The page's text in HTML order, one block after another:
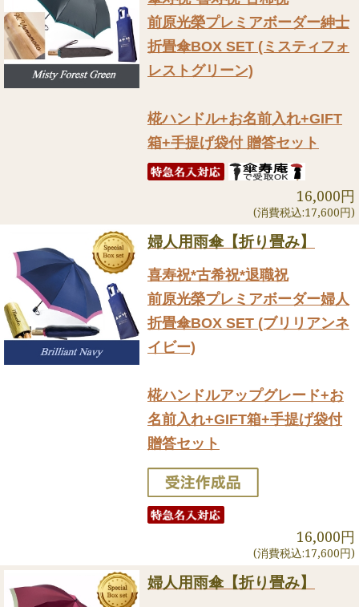
前原光榮プレミアボーダー紳士
折畳傘BOX SET (ミスティフォ
レストグリーン)
椛ハンドル+お名前入れ+GIFT
箱+手提げ袋付 贈答セット
16,000円
(消費税込:17,600円)
婦人用雨傘【折り畳み】
喜寿祝*古希祝*退職祝
前原光榮プレミアボーダー婦人
折畳傘BOX SET (ブリリアンネ
イビー)
椛ハンドルアップグレード+お
名前入れ+GIFT箱+手提げ袋付
贈答セット
16,000円
(消費税込:17,600円)
婦人用雨傘【折り畳み】